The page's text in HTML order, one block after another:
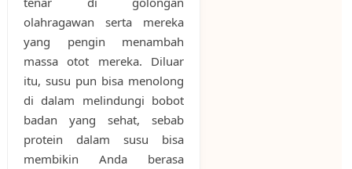
olahragawan serta mereka
yang pengin menambah
massa otot mereka. Diluar
itu, susu pun bisa menolong
di dalam melindungi bobot
badan yang sehat, sebab
protein dalam susu bisa
membikin Anda berasa